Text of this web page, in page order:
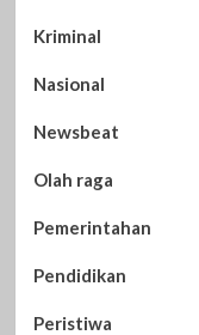
Kriminal
Nasional
Newsbeat
Olah raga
Pemerintahan
Pendidikan
Peristiwa